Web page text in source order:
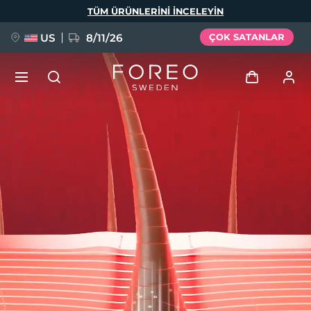
TÜM ÜRÜNLERINI INCELEYIN
US 8/11/26 ÇOK SATANLAR
Kullanici profi̇li̇
Cihazlarım
Siparişlerim
Adresim
Aboneliklerim
FAQ™ Pure Beauty-Tech Elixir
BREAKING NEWS
issa™ Teeth Whitening Set
Deutsch
Español
Italiano
Português
Polski
Svenska
Русский
Türkçe
简体中文 繁體中文